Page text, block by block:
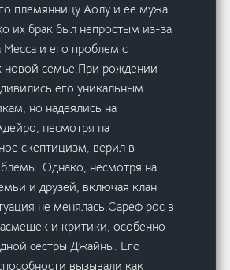
племянницу Аолу и её мужа
их брак был непростым из-за
Месса и его проблем с
новой семье.При рождении
его уникальным
но надеялись на
несмотря на
скептицизм, верил в
Однако, несмотря на
и друзей, включая клан
не менялась.Сареф рос в
и критики, особенно
сестры Джайны. Его
вызывали как